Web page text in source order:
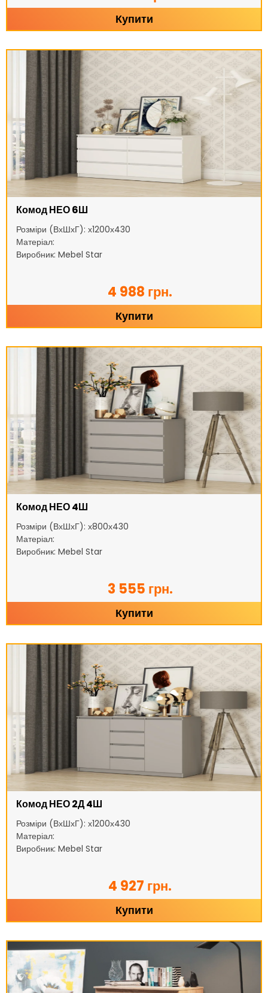
Купити
Комод НЕО 6Ш
Розміри (ВхШхГ): х1200х430
Матеріал:
Виробник: Mebel Star
4 988 грн.
Купити
Комод НЕО 4Ш
Розміри (ВхШхГ): х800х430
Матеріал:
Виробник: Mebel Star
3 555 грн.
Купити
Комод НЕО 2Д 4Ш
Розміри (ВхШхГ): х1200х430
Матеріал:
Виробник: Mebel Star
4 927 грн.
Купити